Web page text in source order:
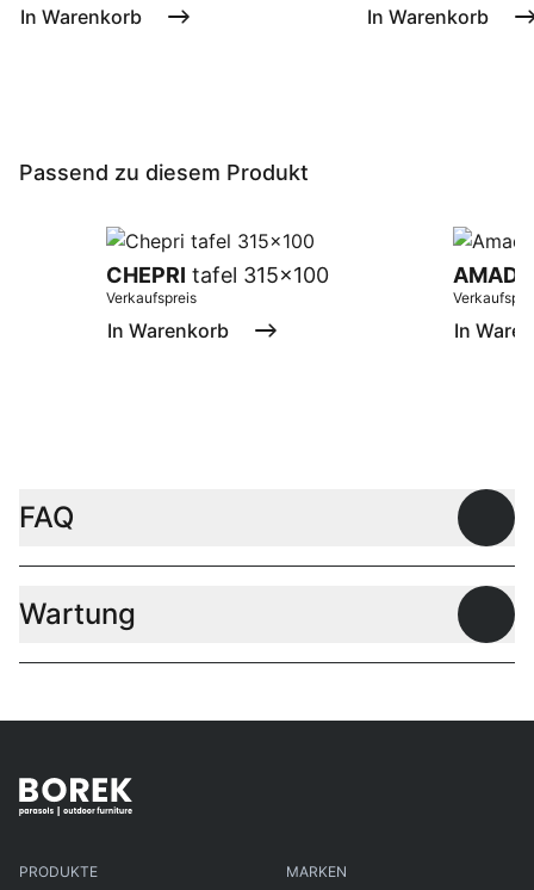
In Warenkorb In Warenkorb
Passend zu diesem Produkt
CHEPRI tafel 315x100
Verkaufspreis
In Warenkorb
AMADO
In
FAQ
Wartung
PRODUKTE MARKEN